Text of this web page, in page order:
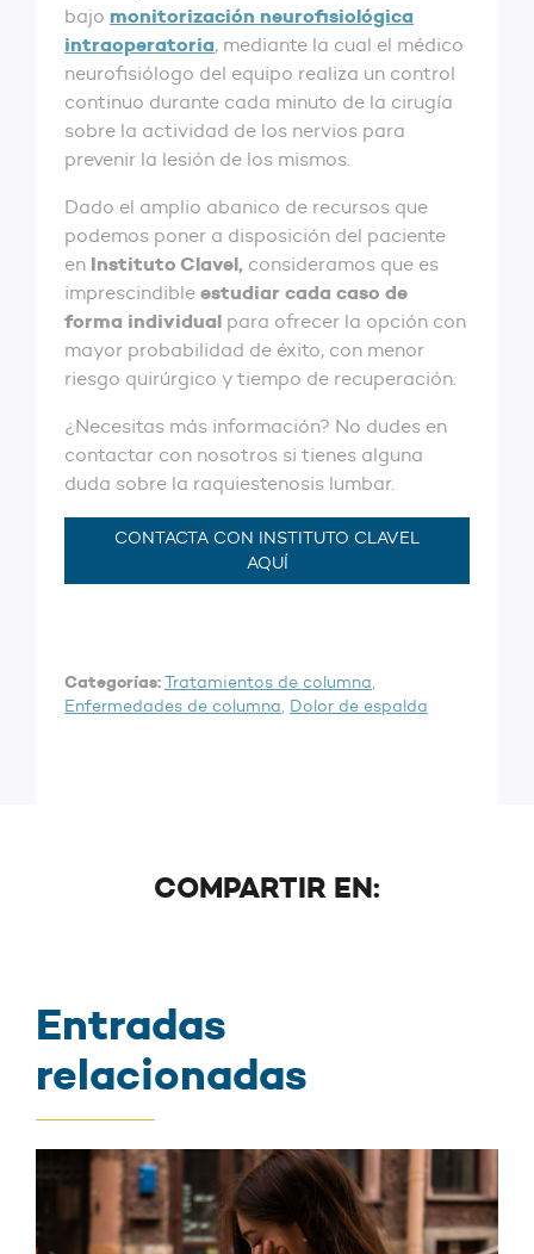
bajo monitorización neurofisiológica
intraoperatoria, mediante la cual el médico
neurofisiólogo del equipo realiza un control
continuo durante cada minuto de la cirugía
sobre la actividad de los nervios para
prevenir la lesión de los mismos.
Dado el amplio abanico de recursos que
podemos poner a disposición del paciente
en Instituto Clavel, consideramos que es
imprescindible estudiar cada caso de
forma individual para ofrecer la opción con
mayor probabilidad de éxito, con menor
riesgo quirúrgico y tiempo de recuperación.
¿Necesitas más información? No dudes en
contactar con nosotros si tienes alguna
duda sobre la raquiestenosis lumbar.
CONTACTA CON INSTITUTO CLAVEL
AQUÍ
Categorías:Tratamientos de columna,
Enfermedades de columna, Dolor de espalda
COMPARTIR EN:
Entradas
relacionadas